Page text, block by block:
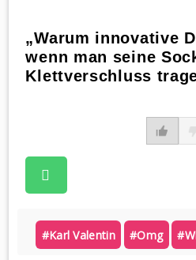
„Warum innovative
wenn man seine
Klettverschluss
#karl Valentin #omg